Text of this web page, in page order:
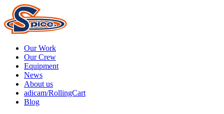
Our Work
Our Crew
Equipment
News
About us
adicam/RollingCart
Blog